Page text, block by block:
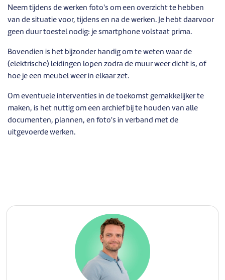
Neem tijdens de werken foto's om een overzicht te hebben
van de situatie voor, tijdens en na de werken. Je hebt daarvoor
geen duur toestel nodig: je smartphone volstaat prima.
Bovendien is het bijzonder handig om te weten waar de
(elektrische) leidingen lopen zodra de muur weer dicht is, of
hoe je een meubel weer in elkaar zet.
Om eventuele interventies in de toekomst gemakkelijker te
maken, is het nuttig om een archief bij te houden van alle
documenten, plannen, en foto's in verband met de
uitgevoerde werken.